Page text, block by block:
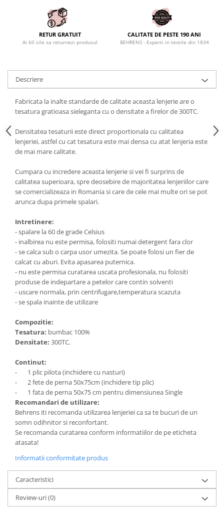
RETUR GRATUIT
Ai 60 zile sa returnezi produsul
CALITATE DE PESTE 190 ANI
BEHRENS - Experti in textile din 1834
Descriere
Fabricata la inalte standarde de calitate aceasta lenjerie are o
tesatura gratioasa sieleganta cu o densitate a firelor de 300TC.
Densitatea tesaturii este direct proportionala cu calitatea
lenjeriei, astfel cu cat tesatura este mai densa cu atat lenjeria este
de mai mare calitate.
Cumpara cu incredere aceasta lenjerie si vei fi surprins de
calitatea superioara, spre deosebire de majoritatea lenjeriilor care
se comercializeaza in Romania si care de cele mai multe ori se pot
arunca dupa primele spalari.
Intretinere:
- spalare la 60 de grade Celsius
- inalbirea nu este permisa, folositi numai detergent fara clor
- se calca sub o carpa usor umezita. Se poate folosi un fier de
calcat cu aburi. Evita apasarea puternica.
- nu este permisa curatarea uscata profesionala, nu folositi
produse de indepartare a petelor care contin solventi
- uscare normala, prin centrifugare,temperatura scazuta
- se spala inainte de utilizare
Compozitie:
Tesatura: bumbac 100%
Densitate: 300TC.
Continut:
- 1 plic pilota (inchidere cu nasturi)
- 2 fete de perna 50x75cm (inchidere tip plic)
- 1 fata de perna 50x75 cm pentru dimensiunea Single
Recomandari de utilizare:
Behrens iti recomanda utilizarea lenjeriei ca sa te bucuri de un
somn odihnitor si reconfortant.
Se recomanda curatarea conform informatiilor de pe eticheta
atasata!
Informatii conformitate produs
Caracteristici
Review-uri(0)